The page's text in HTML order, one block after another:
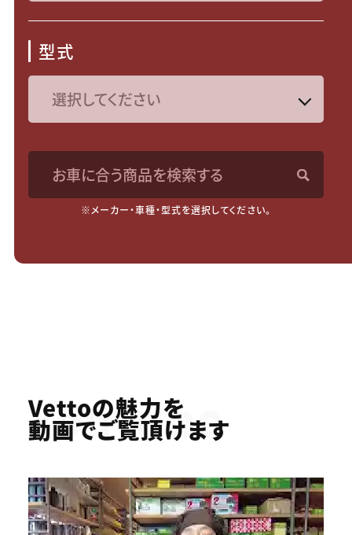
型式
お車に合う商品を検索する
※メーカー・車種・型式を選択してください。
Youtube
Vettoの魅力を
動画でご覧頂けます